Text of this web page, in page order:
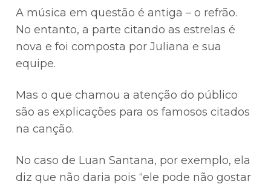
A música em questão é antiga – o refrão.
No entanto, a parte citando as estrelas é
nova e foi composta por Juliana e sua
equipe.
Mas o que chamou a atenção do público
são as explicações para os famosos citados
na canção.
No caso de Luan Santana, por exemplo, ela
diz que não daria pois “ele pode não gostar